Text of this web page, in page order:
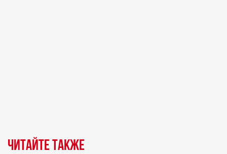
Читайте также